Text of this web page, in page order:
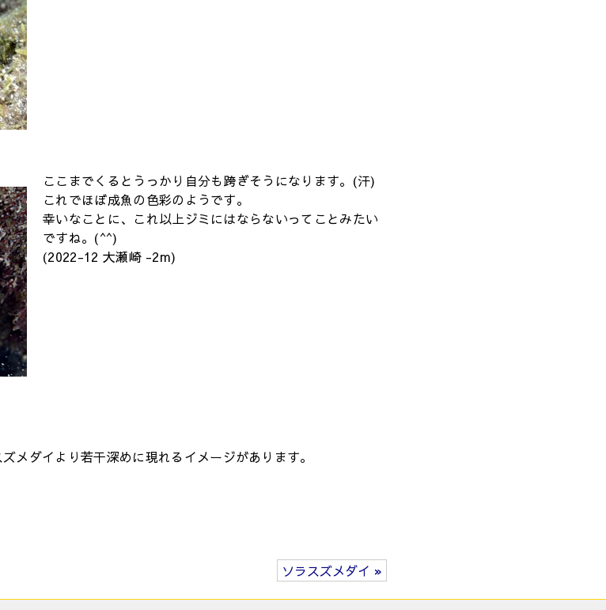
ここまでくるとうっかり自分も跨ぎそうになります。(汗)
これでほぼ成魚の色彩のようです。
幸いなことに、これ以上ジミにはならないってことみたい
ですね。(^^)
(2022-12 大瀬崎 -2m)
メダイより若干深めに現れるイメージがあります。
ソラスズメダイ »